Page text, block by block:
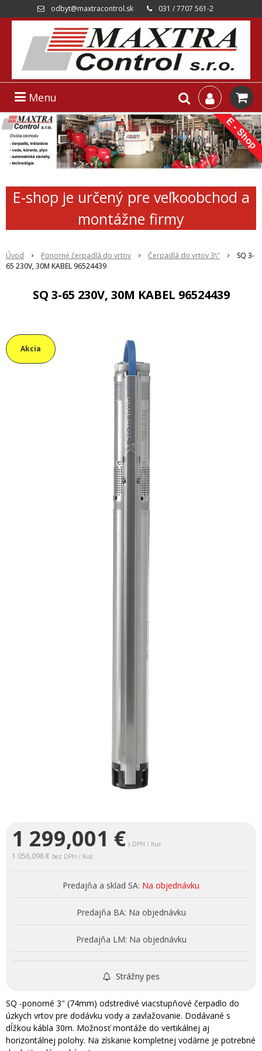
odbyt@maxtracontrol.sk 031 / 7707 561-2
Menu
E-shop je určený pre veľkoobchod a
montážne firmy
Úvod Ponorné čerpadlá do vrtov Čerpadlá do vrtov 3\"
SQ 3-
65 230V, 30M KABEL 96524439
SQ 3-65 230V, 30M KABEL 96524439
Akcia
1 299,001 € s DPH / Kus
1 056,098 € bez DPH / Kus
Predajňa a sklad SA: Na objednávku
Predajňa BA: Na objednávku
Predajňa LM: Na objednávku
Strážny pes
SQ -ponorné 3" (74mm) odstredivé viacstupňové čerpadlo do
úzkych vrtov pre dodávku vody a zavlažovanie. Dodávané s
dĺžkou kábla 30m. Možnosť montáže do vertikálnej aj
horizontálnej polohy. Na získanie kompletnej vodárne je potrebné